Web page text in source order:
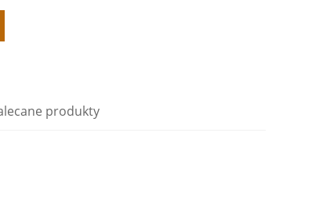
produkty